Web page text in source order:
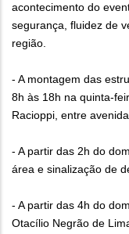
acontecimento do
segurança, fluidez de
região.
- A montagem das
8h às 18h na quinta-
Racioppi, entre
- A partir das 2h do
área e sinalização de
- A partir das 4h do
Otacílio Negrão de